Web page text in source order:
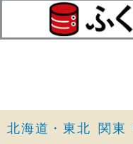
北海道・東北 関東